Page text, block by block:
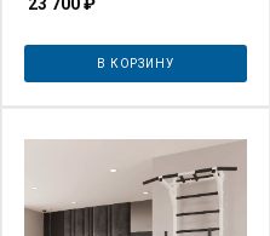
В КОРЗИНУ